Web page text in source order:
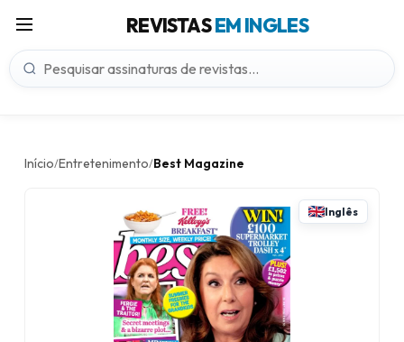
REVISTASEM INGLES
Início/Entretenimento/Best Magazine
Inglês